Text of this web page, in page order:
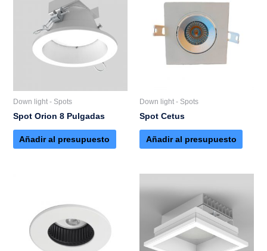
Down light - Spots
Spot Orion 8 Pulgadas
Añadir al presupuesto
Down light - Spots
Spot Cetus
Añadir al presupuesto